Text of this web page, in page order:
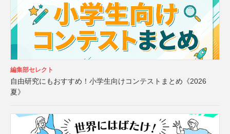
編集部セレクト
自由研究にもおすすめ！小学生向けコンテストまとめ《2026
夏》